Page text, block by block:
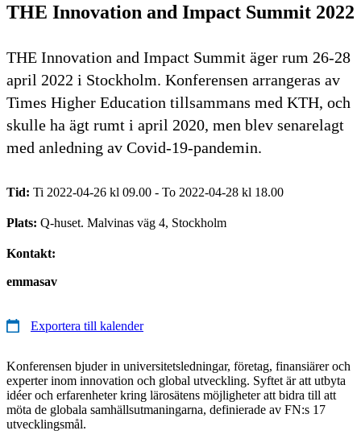
THE Innovation and Impact Summit 2022
THE Innovation and Impact Summit äger rum 26-28
april 2022 i Stockholm. Konferensen arrangeras av
Times Higher Education tillsammans med KTH, och
skulle ha ägt rumt i april 2020, men blev senarelagt
med anledning av Covid-19-pandemin.
Tid: Ti 2022-04-26 kl 09.00 - To 2022-04-28 kl 18.00
Plats: Q-huset. Malvinas väg 4, Stockholm
Kontakt:
emmasav
Exportera till kalender
Konferensen bjuder in universitetsledningar, företag, finansiärer och
experter inom innovation och global utveckling. Syftet är att utbyta
idéer och erfarenheter kring lärosätens möjligheter att bidra till att
möta de globala samhällsutmaningarna, definierade av FN:s 17
utvecklingsmål.